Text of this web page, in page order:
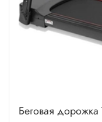
Беговая